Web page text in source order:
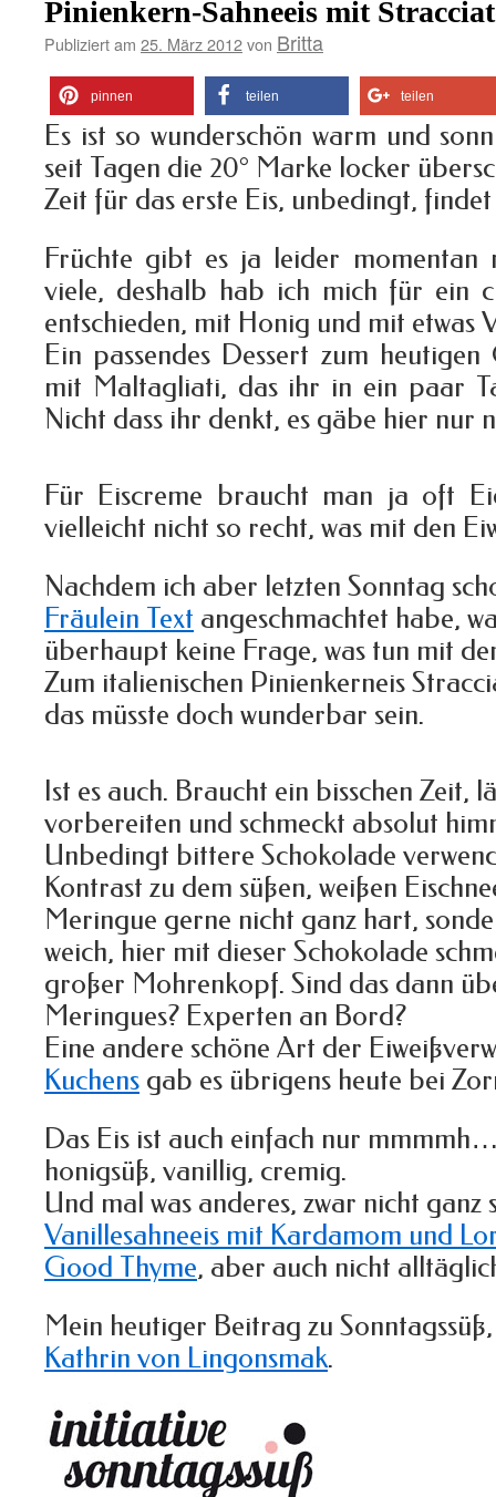
Pinienkern-Sahneeis mit
Publiziert am 25. März 2012von Britta
pinnen teilen teilen
Es ist so wunderschön warm und
seit Tagen die 20° Marke locker
Zeit für das erste Eis, unbedingt,
Früchte gibt es ja leider momentan
viele, deshalb hab ich mich für ein
entschieden, mit Honig und mit etwas
Ein passendes Dessert zum heutigen
mit Maltagliati, das ihr in ein paar
Nicht dass ihr denkt, es gäbe hier nur
Für Eiscreme braucht man ja oft
vielleicht nicht so recht, was mit den
Nachdem ich aber letzten Sonntag
Fräulein Text angeschmachtet habe,
überhaupt keine Frage, was tun mit
Zum italienischen Pinienkerneis
das müsste doch wunderbar sein.
Ist es auch. Braucht ein bisschen Zeit,
vorbereiten und schmeckt absolut
Unbedingt bittere Schokolade
Kontrast zu dem süßen, weißen
Meringue gerne nicht ganz hart,
weich, hier mit dieser Schokolade
großer Mohrenkopf. Sind das dann
Meringues? Experten an Bord?
Eine andere schöne Art der
Kuchens gab es übrigens heute bei
Das Eis ist auch einfach nur
honigsüß, vanillig, cremig.
Und mal was anderes, zwar nicht ganz
Vanillesahneeis mit Kardamom und
Good Thyme, aber auch nicht
Mein heutiger Beitrag zu
Kathrin von Lingonsmak.